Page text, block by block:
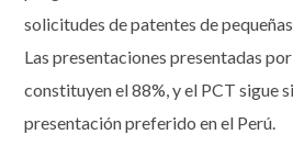
solicitudes de patentes de
Las presentaciones presentadas
constituyen el 88%, y el PCT sigue
presentación preferido en el Perú.